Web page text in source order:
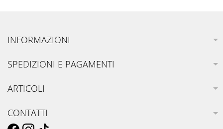
INFORMAZIONI
SPEDIZIONI E PAGAMENTI
ARTICOLI
CONTATTI